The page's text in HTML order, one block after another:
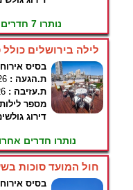
נותרו 7 חדרים למבצע זה !
לילה בירושלים
בסיס
ת.הגעה : 26.8.26, יום רביעי
ת.עזיבה : 27.8.26, יום חמישי
מספר
דירוג
נותרו חדרים
חול המועד סוכות
בסיס